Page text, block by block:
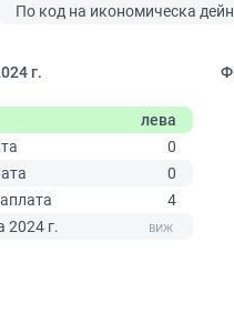
По код на икономическа
г.
лева
0
0
4
2024 г.